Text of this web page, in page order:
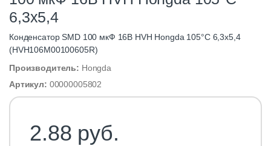
6,3х5,4
Конденсатор SMD 100 мкФ 16В HVH Hongda 105°C 6,3х5,4
(HVH106M00100605R)
Производитель: Hongda
Артикул: 00000005802
2.88 руб.